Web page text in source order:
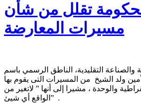
الحكومة تقلل من شأن
مسيرات المعارضة
والصناعة التقليدية، الناطق الرسمي باسم
ولد الشيخ من المسيرات التى يقوم بها
والوحدة ، مشيرا إلى أنها ” لاتغير من
الواقع أي شيئ” .